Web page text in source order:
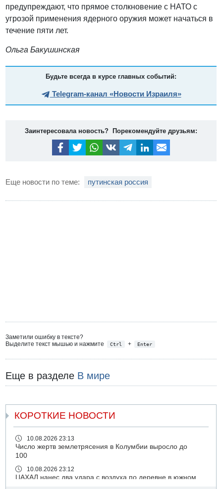
предупреждают, что прямое столкновение с НАТО с
угрозой применения ядерного оружия может начаться в
течение пяти лет.
Ольга Бакушинская
Будьте всегда в курсе главных событий:
Telegram-канал «Новости Израиля»
Заинтересовала новость? Порекомендуйте друзьям:
Еще новости по теме: путинская россия
Заметили ошибку в тексте?
Выделите текст мышью и нажмите
Ctrl + Enter
Еще в разделе В мире
КОРОТКИЕ НОВОСТИ
10.08.2026 23:13
Число жертв землетрясения в Колумбии выросло до
100
10.08.2026 23:12
ЦАХАЛ нанес два удара с воздуха по деревне в южном